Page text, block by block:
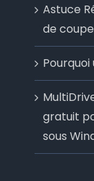
Astuce
de
gratuit
sous